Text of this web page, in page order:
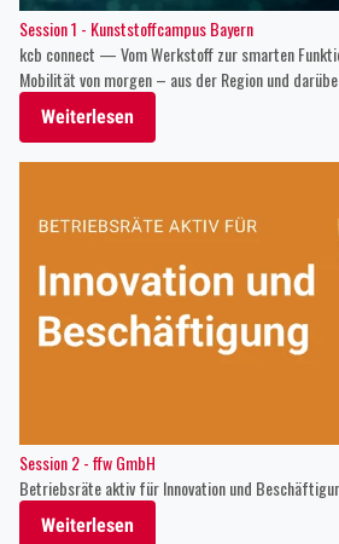
Session 1 - Kunststoffcampus Bayern
kcb connect — Vom Werkstoff zur smarten
Mobilität von morgen – aus der Region und
Weiterlesen
Session 2 - ffw GmbH
Betriebsräte aktiv für Innovation und
Weiterlesen